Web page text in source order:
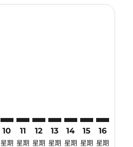
10
星期
11
星期
12
星期
13
星期
14
星期
15
星期
16
星期